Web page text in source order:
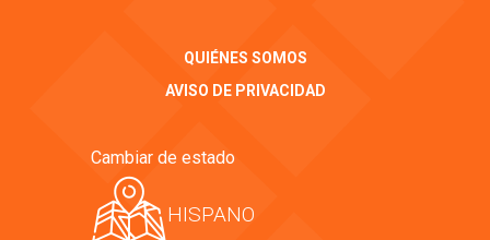
QUIÉNES SOMOS
AVISO DE PRIVACIDAD
Cambiar de estado
HISPANO